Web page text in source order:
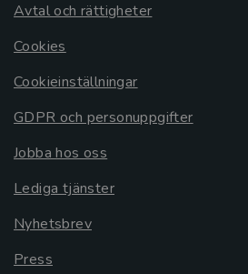
Avtal och rättigheter
Cookies
Cookieinställningar
GDPR och personuppgifter
Jobba hos oss
Lediga tjänster
Nyhetsbrev
Press